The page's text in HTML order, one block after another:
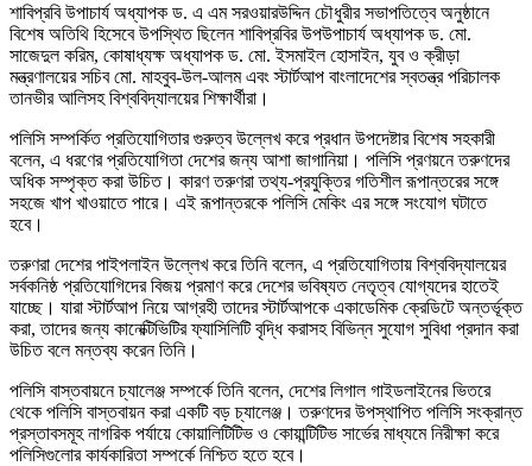
শাবিপ্রবি উপাচার্য অধ্যাপক ড. এ এম সরওয়ারউদ্দিন চৌধুরীর সভাপতিত্বে অনুষ্ঠানে
বিশেষ অতিথি হিসেবে উপস্থিত ছিলেন শাবিপ্রবির উপউপাচার্য অধ্যাপক ড. মো.
সাজেদুল করিম, কোষাধ্যক্ষ অধ্যাপক ড. মো. ইসমাইল হোসাইন, যুব ও ক্রীড়া
মন্ত্রণালয়ের সচিব মো. মাহবুব-উল-আলম এবং স্টার্টআপ বাংলাদেশের স্বতন্ত্র পরিচালক
তানভীর আলিসহ বিশ্ববিদ্যালয়ের শিক্ষার্থীরা।
পলিসি সম্পর্কিত প্রতিযোগিতার গুরুত্ব উল্লেখ করে প্রধান উপদেষ্টার বিশেষ সহকারী
বলেন, এ ধরণের প্রতিযোগিতা দেশের জন্য আশা জাগানিয়া। পলিসি প্রণয়নে তরুণদের
অধিক সম্পৃক্ত করা উচিত। কারণ তরুণরা তথ্য-প্রযুক্তির গতিশীল রূপান্তরের সঙ্গে
সহজে খাপ খাওয়াতে পারে। এই রূপান্তরকে পলিসি মেকিং এর সঙ্গে সংযোগ ঘটাতে
হবে।
তরুণরা দেশের পাইপলাইন উল্লেখ করে তিনি বলেন, এ প্রতিযোগিতায় বিশ্ববিদ্যালয়ের
সর্বকনিষ্ঠ প্রতিযোগিদের বিজয় প্রমাণ করে দেশের ভবিষ্যত নেতৃত্ব যোগ্যদের হাতেই
যাচ্ছে। যারা স্টার্টআপ নিয়ে আগ্রহী তাদের স্টার্টআপকে একাডেমিক ক্রেডিটে অন্তর্ভূক্ত
করা, তাদের জন্য কানেক্টিভিটির ফ্যাসিলিটি বৃদ্ধি করাসহ বিভিন্ন সুযোগ সুবিধা প্রদান করা
উচিত বলে মন্তব্য করেন তিনি।
পলিসি বাস্তবায়নে চ্যালেঞ্জ সম্পর্কে তিনি বলেন, দেশের লিগাল গাইডলাইনের ভিতরে
থেকে পলিসি বাস্তবায়ন করা একটি বড় চ্যালেঞ্জ। তরুণদের উপস্থাপিত পলিসি সংক্রান্ত
প্রস্তাবসমূহ নাগরিক পর্যায়ে কোয়ালিটিটিভ ও কোয়ান্টিটিভ সার্ভের মাধ্যমে নিরীক্ষা করে
পলিসিগুলোর কার্যকারিতা সম্পর্কে নিশ্চিত হতে হবে।